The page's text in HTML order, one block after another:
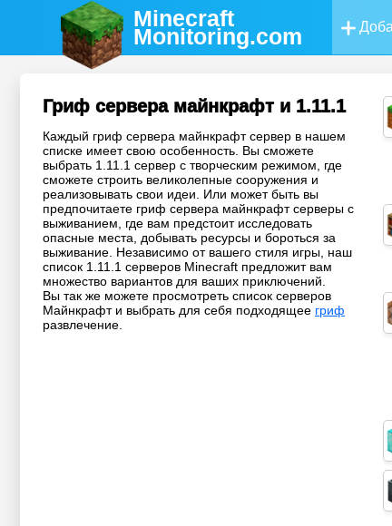
Minecraft
Monitoring.com
Гриф сервера майнкрафт и 1.11.1
Каждый гриф сервера майнкрафт сервер в нашем
списке имеет свою особенность. Вы сможете
выбрать 1.11.1 сервер с творческим режимом, где
сможете строить великолепные сооружения и
реализовывать свои идеи. Или может быть вы
предпочитаете гриф сервера майнкрафт серверы с
выживанием, где вам предстоит исследовать
опасные места, добывать ресурсы и бороться за
выживание. Независимо от вашего стиля игры, наш
список 1.11.1 серверов Minecraft предложит вам
множество вариантов для ваших приключений.
Вы так же можете просмотреть список серверов
Майнкрафт и выбрать для себя подходящее гриф
развлечение.